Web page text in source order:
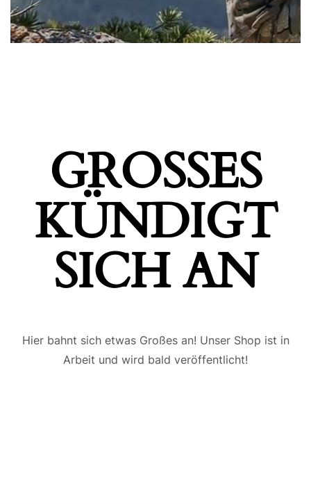
GROSSES K
ÜNDIGT S
ICH AN
Hier bahnt sich etwas Großes an! Unser Shop ist in
Arbeit und wird bald veröffentlicht!